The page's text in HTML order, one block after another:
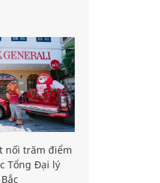
nối trăm điểm
Tổng Đại lý